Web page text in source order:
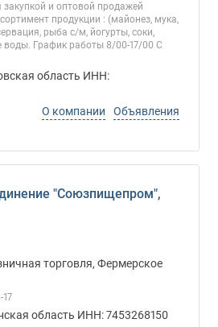
и оптовой продажей
продукции : (майонез, мука,
рыба с/м, йогурты, соки,
воды. График работы 8/00-17/00 С
область ИНН:
О компании
Объявления
"Союзпищепром",
торговля, Фермерское
область ИНН: 7453268150